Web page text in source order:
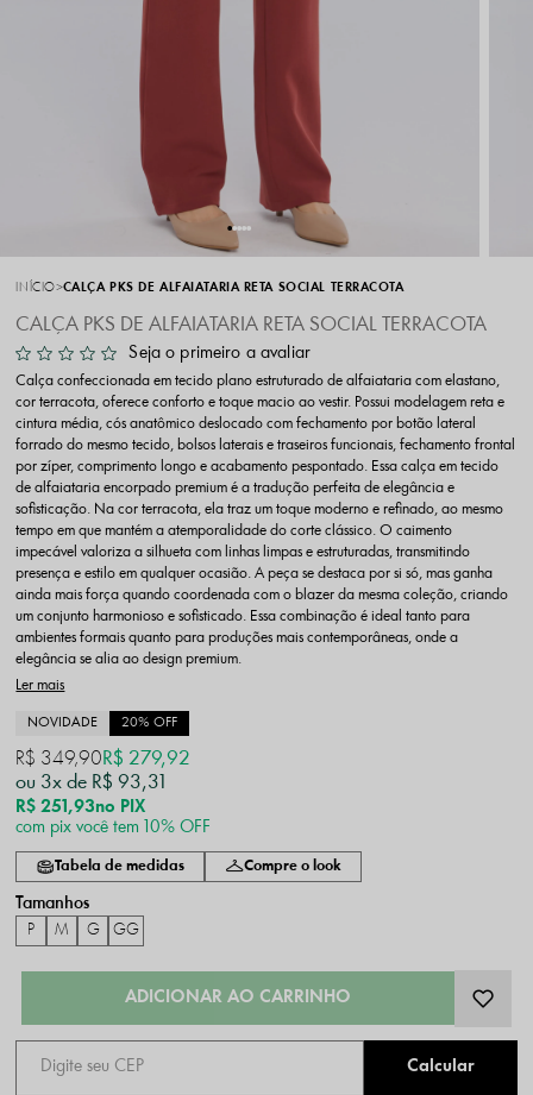
INÍCIO CALÇA PKS DE ALFAIATARIA RETA SOCIAL TERRACOTA
CALÇA PKS DE ALFAIATARIA RETA SOCIAL TERRACOTA
Seja o primeiro a avaliar
Calça confeccionada em tecido plano estruturado de alfaiataria com elastano,
cor terracota, oferece conforto e toque macio ao vestir. Possui modelagem reta e
cintura média, cós anatômico deslocado com fechamento por botão lateral
forrado do mesmo tecido, bolsos laterais e traseiros funcionais, fechamento frontal
por zíper, comprimento longo e acabamento pespontado. Essa calça em tecido
de alfaiataria encorpado premium é a tradução perfeita de elegância e
sofisticação. Na cor terracota, ela traz um toque moderno e refinado, ao mesmo
tempo em que mantém a atemporalidade do corte clássico. O caimento
impecável valoriza a silhueta com linhas limpas e estruturadas, transmitindo
presença e estilo em qualquer ocasião. A peça se destaca por si só, mas ganha
ainda mais força quando coordenada com o blazer da mesma coleção, criando
um conjunto harmonioso e sofisticado. Essa combinação é ideal tanto para
ambientes formais quanto para produções mais contemporâneas, onde a
elegância se alia ao design premium.
Ler mais
20% OFF
NOVIDADE
R$ 251,93no PIX
R$ 349,90R$ 279,92
3x
R$ 93,31
com pix você tem 10% OFF
Tabela de medidas Compre o look
P M G GG